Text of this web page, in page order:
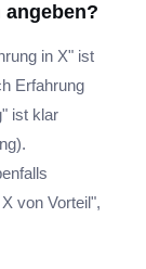
in X" ist
Erfahrung
ist klar
von Vorteil",